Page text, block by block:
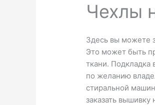
Чехлы
Здесь вы можете
Это может быть
ткани. Подкладка
по желанию
стиральной
заказать